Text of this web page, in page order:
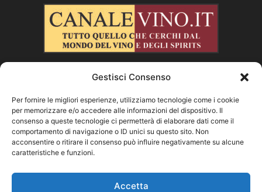
CHI SIAMO
SEGUICI
Facebook
Vimeo
Gestisci Consenso
Per fornire le migliori esperienze, utilizziamo tecnologie come i cookie
per memorizzare e/o accedere alle informazioni del dispositivo. Il
consenso a queste tecnologie ci permetterà di elaborare dati come il
comportamento di navigazione o ID unici su questo sito. Non
acconsentire o ritirare il consenso può influire negativamente su alcune
caratteristiche e funzioni.
Accetta